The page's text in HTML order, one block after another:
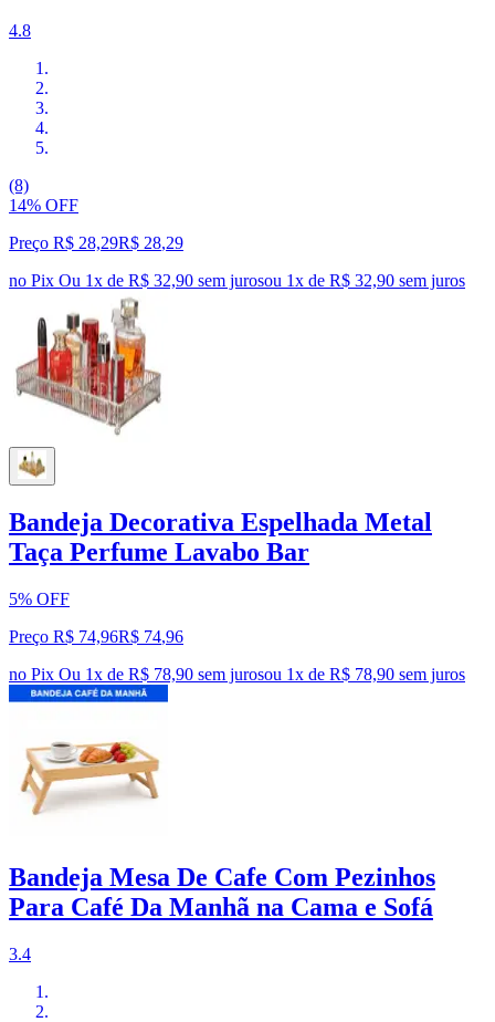
4.8
(8)
14% OFF
Preço R$ 28,29R$ 28,29
no Pix Ou 1x de R$ 32,90 sem jurosou 1x de R$ 32,90 sem juros
Bandeja Decorativa Espelhada Metal
Taça Perfume Lavabo Bar
5% OFF
Preço R$ 74,96R$ 74,96
no Pix Ou 1x de R$ 78,90 sem jurosou 1x de R$ 78,90 sem juros
Bandeja Mesa De Cafe Com Pezinhos
Para Café Da Manhã na Cama e Sofá
3.4